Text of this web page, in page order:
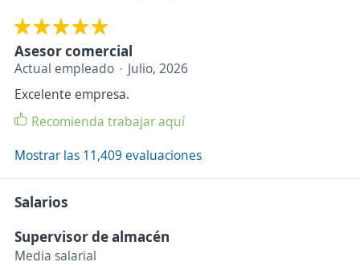
Asesor comercial
Actual empleado
Julio, 2026
Excelente empresa.
Recomienda trabajar aquí
Mostrar las 11,409 evaluaciones
Salarios
Supervisor de almacén
Media salarial